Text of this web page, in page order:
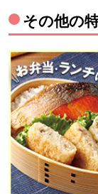
その他の